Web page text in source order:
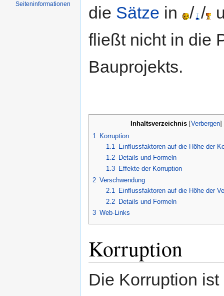
die Sätze in / /
fließt nicht in die
Bauprojekts.
Inhaltsverzeichnis [Verbergen]
1
Korruption
1.1
Einflussfaktoren auf die Höhe der
1.2
Details und Formeln
1.3
Effekte der Korruption
2 Verschwendung
2.1
Einflussfaktoren auf die Höhe der
2.2
Details und Formeln
3 Web-Links
Korruption
Die Korruption
Seiten­informationen